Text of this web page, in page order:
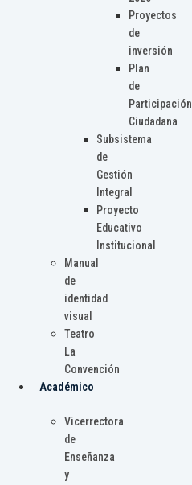
Proyectos
de
inversión
Plan
de
Participación
Ciudadana
Subsistema
de
Gestión
Integral
Proyecto
Educativo
Institucional
Manual
de
identidad
visual
Teatro
La
Convención
Académico
Vicerrectora
de
Enseñanza
y